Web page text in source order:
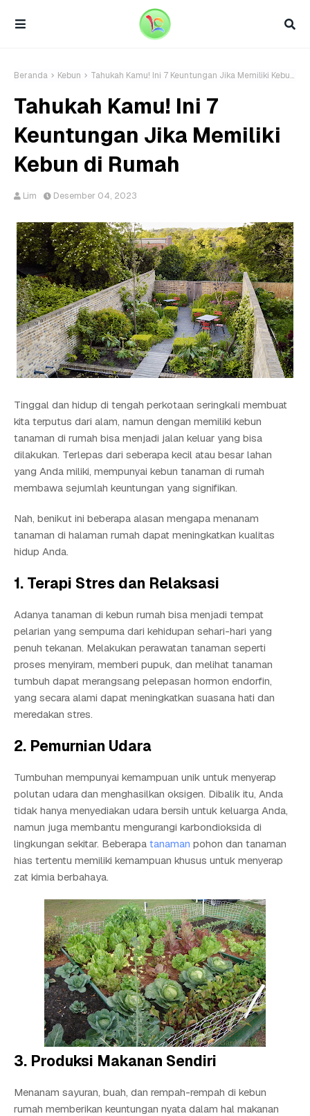
Beranda Kebun Tahukah Kamu! Ini 7 Keuntungan Jika Memiliki Kebun di Rumah
Tahukah Kamu! Ini 7
Keuntungan Jika Memiliki
Kebun di Rumah
Lim Desember 04, 2023
Tinggal dan hidup di tengah perkotaan seringkali membuat
kita terputus dari alam, namun dengan memiliki kebun
tanaman di rumah bisa menjadi jalan keluar yang bisa
dilakukan. Terlepas dari seberapa kecil atau besar lahan
yang Anda miliki, mempunyai kebun tanaman di rumah
membawa sejumlah keuntungan yang signifikan.
Nah, benikut ini beberapa alasan mengapa menanam
tanaman di halaman rumah dapat meningkatkan kualitas
hidup Anda.
1. Terapi Stres dan Relaksasi
Adanya tanaman di kebun rumah bisa menjadi tempat
pelarian yang sempurna dari kehidupan sehari-hari yang
penuh tekanan. Melakukan perawatan tanaman seperti
proses menyiram, memberi pupuk, dan melihat tanaman
tumbuh dapat merangsang pelepasan hormon endorfin,
yang secara alami dapat meningkatkan suasana hati dan
meredakan stres.
2. Pemurnian Udara
Tumbuhan mempunyai kemampuan unik untuk menyerap
polutan udara dan menghasilkan oksigen. Dibalik itu, Anda
tidak hanya menyediakan udara bersih untuk keluarga Anda,
namun juga membantu mengurangi karbondioksida di
lingkungan sekitar. Beberapa tanaman pohon dan tanaman
hias tertentu memiliki kemampuan khusus untuk menyerap
zat kimia berbahaya.
3. Produksi Makanan Sendiri
Menanam sayuran, buah, dan rempah-rempah di kebun
rumah memberikan keuntungan nyata dalam hal makanan